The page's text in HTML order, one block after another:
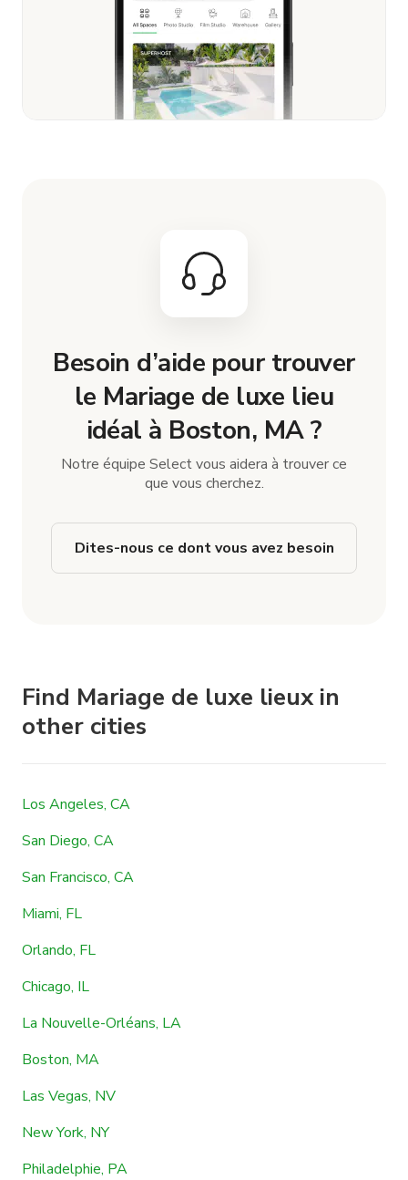
Besoin d’aide pour trouver
le Mariage de luxe lieu
idéal à Boston, MA ?
Notre équipe Select vous aidera à trouver ce
que vous cherchez.
Dites-nous ce dont vous avez besoin
Find Mariage de luxe lieux in
other cities
Los Angeles, CA
San Diego, CA
San Francisco, CA
Miami, FL
Orlando, FL
Chicago, IL
La Nouvelle-Orléans, LA
Boston, MA
Las Vegas, NV
New York, NY
Philadelphie, PA